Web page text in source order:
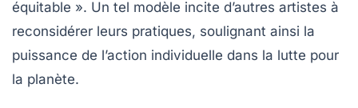
équitable ». Un tel modèle incite d’autres artistes à
reconsidérer leurs pratiques, soulignant ainsi la
puissance de l’action individuelle dans la lutte pour
la planète.